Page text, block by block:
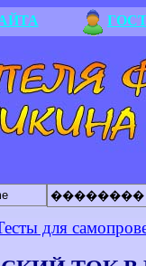
��������
для